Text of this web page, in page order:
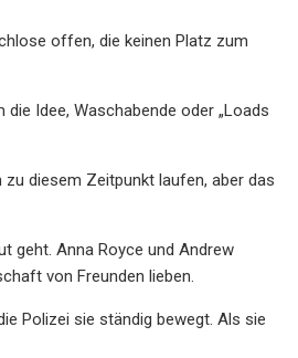
offen, die keinen Platz zum
Idee, Waschabende oder „Loads
zu diesem Zeitpunkt laufen, aber das
geht. Anna Royce und Andrew
von Freunden lieben.
Polizei sie ständig bewegt. Als sie